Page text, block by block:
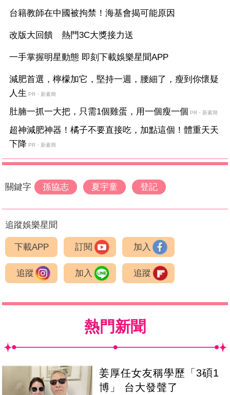
台籍教師在中國被拘禁！海基會揭可能原因
改版大回饋 熱門3C大獎接力送
一手掌握明星動態 即刻下載娛樂星聞APP
減肥首選，檸檬加它，堅持一週，腰細了，瘦到你懷疑
人生 PR・新素簡
肚腩一抓一大把，只需1個雞蛋，用一個瘦一個 PR・新素簡
超神減肥神器！橘子不要直接吃，加點這個！體重天天
下降 PR・新素簡
關鍵字 孫協志 夏宇童 登記
追蹤娛樂星聞
下載APP 訂閱 加入
追蹤 加入 追蹤
熱門新聞
姜厚任女友稱學歷「3碩1
博」 台大發聲了